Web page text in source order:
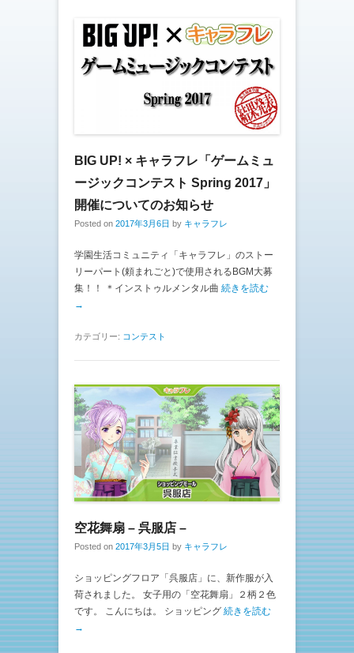
BIG UP! × キャラフレ「ゲームミュ
ージックコンテスト Spring 2017」
開催についてのお知らせ
Posted on 2017年3月6日 by キャラフレ
学園生活コミュニティ「キャラフレ」のストー
リーパート(頼まれごと)で使用されるBGM大募
集！！ ＊インストゥルメンタル曲 続きを読む
→
カテゴリー: コンテスト
空花舞扇 – 呉服店 –
Posted on 2017年3月5日 by キャラフレ
ショッピングフロア「呉服店」に、新作服が入
荷されました。 女子用の「空花舞扇」２柄２色
です。 こんにちは。 ショッピング 続きを読む
→